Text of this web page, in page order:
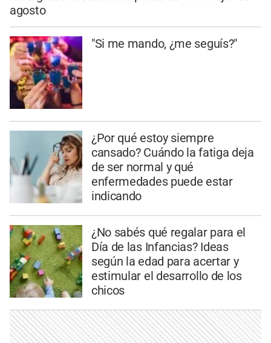
agosto
"Si me mando, ¿me seguís?"
¿Por qué estoy siempre
cansado? Cuándo la fatiga deja
de ser normal y qué
enfermedades puede estar
indicando
¿No sabés qué regalar para el
Día de las Infancias? Ideas
según la edad para acertar y
estimular el desarrollo de los
chicos